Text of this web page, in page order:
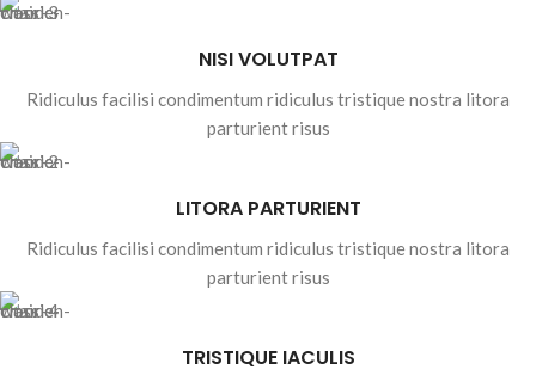
NISI VOLUTPAT
Ridiculus facilisi condimentum ridiculus tristique nostra litora
parturient risus
LITORA PARTURIENT
Ridiculus facilisi condimentum ridiculus tristique nostra litora
parturient risus
TRISTIQUE IACULIS